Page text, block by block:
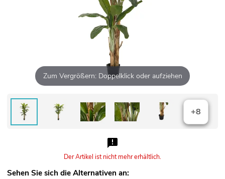
Zum Vergrößern: Doppelklick oder aufziehen
+8
Der Artikel ist nicht mehr erhältlich.
Sehen Sie sich die Alternativen an: